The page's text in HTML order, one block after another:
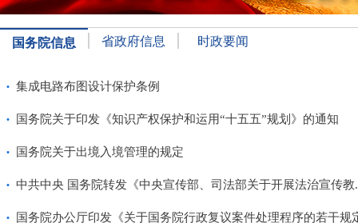
国务院信息 省政府信息 时政要闻
· 集成电路布图设计保护条例
· 国务院关于印发《知识产权保护和运用“十五五”规划》的通知
· 国务院关于出境入境管理的规定
· 中共中央 国务院转发《中央宣传部、司法部关于开展法治宣传教
· 国务院办公厅印发《关于国务院行政复议案件处理程序的若干规